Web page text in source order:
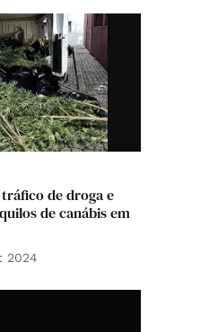
de droga e
de canábis em
2024